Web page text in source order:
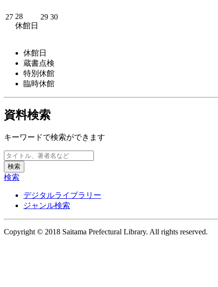
27 28
休館日
29 30
休館日
蔵書点検
特別休館
臨時休館
資料検索
キーワードで検索ができます
検索
デジタルライブラリー
ジャンル検索
Copyright © 2018 Saitama Prefectural Library. All rights reserved.